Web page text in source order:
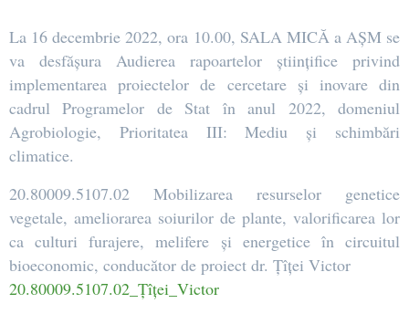
La 16 decembrie 2022, ora 10.00, SALA MICĂ a AȘM se
va desfășura Audierea rapoartelor științifice privind
implementarea proiectelor de cercetare și inovare din
cadrul Programelor de Stat în anul 2022, domeniul
Agrobiologie, Prioritatea III: Mediu și schimbări
climatice.
20.80009.5107.02 Mobilizarea resurselor genetice
vegetale, ameliorarea soiurilor de plante, valorificarea lor
ca culturi furajere, melifere și energetice în circuitul
bioeconomic, conducător de proiect dr. Țîței Victor
20.80009.5107.02_Țîței_Victor